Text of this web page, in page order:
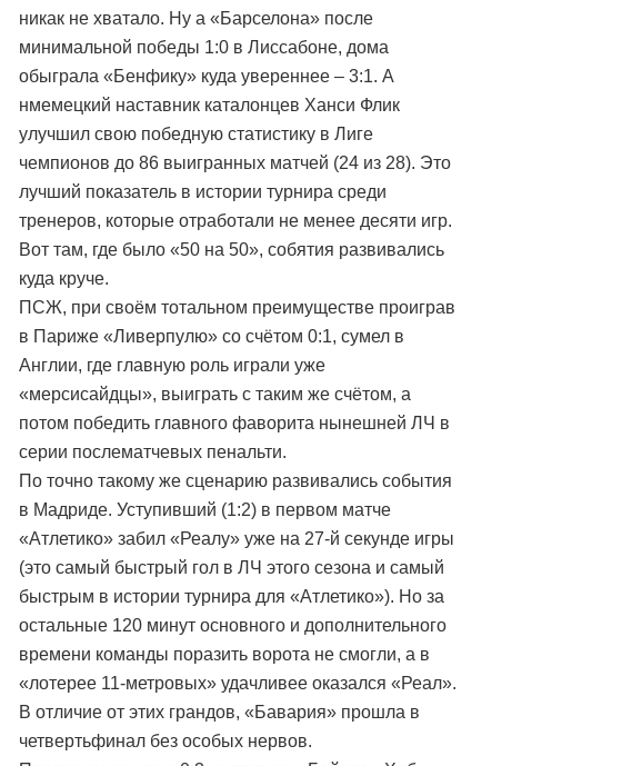
никак не хватало. Ну а «Барселона» после
минимальной победы 1:0 в Лиссабоне, дома
обыграла «Бенфику» куда увереннее – 3:1. А
нмемецкий наставник каталонцев Ханси Флик
улучшил свою победную статистику в Лиге
чемпионов до 86 выигранных матчей (24 из 28). Это
лучший показатель в истории турнира среди
тренеров, которые отработали не менее десяти игр.
Вот там, где было «50 на 50», собятия развивались
куда круче.
ПСЖ, при своём тотальном преимуществе проиграв
в Париже «Ливерпулю» со счётом 0:1, сумел в
Англии, где главную роль играли уже
«мерсисайдцы», выиграть с таким же счётом, а
потом победить главного фаворита нынешней ЛЧ в
серии послематчевых пенальти.
По точно такому же сценарию развивались события
в Мадриде. Уступивший (1:2) в первом матче
«Атлетико» забил «Реалу» уже на 27-й секунде игры
(это самый быстрый гол в ЛЧ этого сезона и самый
быстрым в истории турнира для «Атлетико»). Но за
остальные 120 минут основного и дополнительного
времени команды поразить ворота не смогли, а в
«лотерее 11-метровых» удачливее оказался «Реал».
В отличие от этих грандов, «Бавария» прошла в
четвертьфинал без особых нервов.